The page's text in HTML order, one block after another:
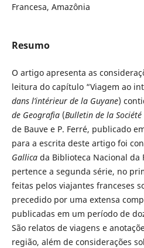
Francesa, Amazônia
Resumo
O artigo apresenta as
leitura do capítulo “Viagem ao
dans l’intérieur de la Guyane)
de Geografia(Bulletin de la
de Bauve e P. Ferré, publicado
para a escrita deste artigo foi
Gallicada Biblioteca Nacional da
pertence a segunda série, no
feitas pelos viajantes franceses
precedido por uma extensa
publicadas em um período de
São relatos de viagens e
região, além de considerações